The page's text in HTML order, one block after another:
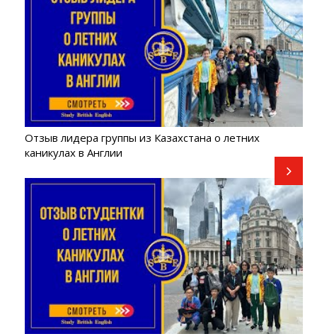
Отзыв лидера группы из Казахстана о летних
каникулах в Англии